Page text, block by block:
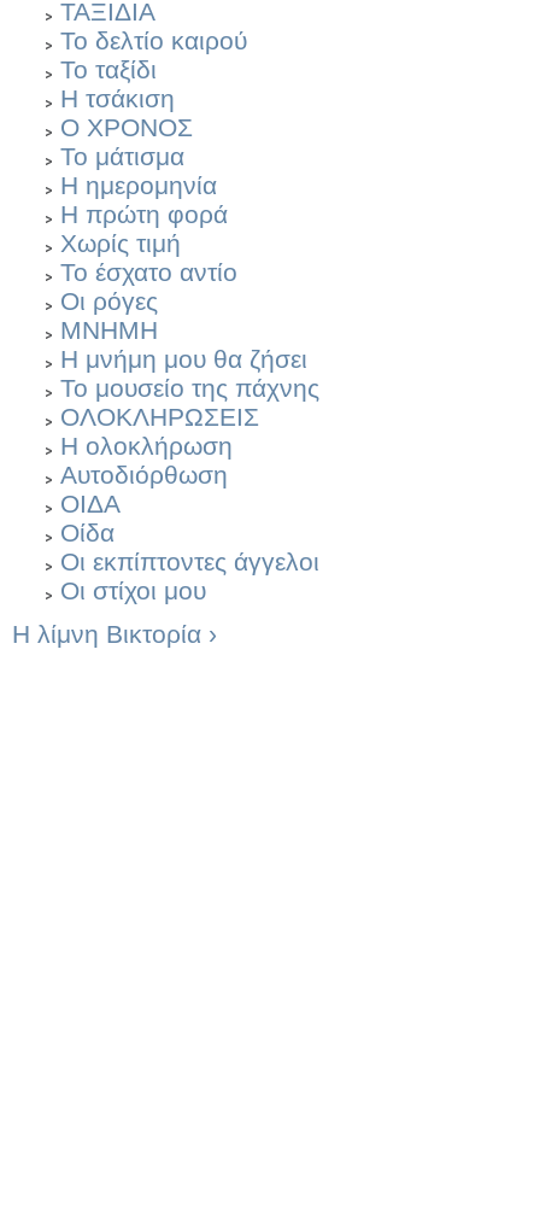
ΤΑΞΙΔΙΑ
Το δελτίο καιρού
Το ταξίδι
Η τσάκιση
Ο ΧΡΟΝΟΣ
Το μάτισμα
Η ημερομηνία
Η πρώτη φορά
Χωρίς τιμή
Το έσχατο αντίο
Οι ρόγες
ΜΝΗΜΗ
Η μνήμη μου θα ζήσει
Το μουσείο της πάχνης
ΟΛΟΚΛΗΡΩΣΕΙΣ
Η ολοκλήρωση
Αυτοδιόρθωση
ΟΙΔΑ
Οίδα
Οι εκπίπτοντες άγγελοι
Οι στίχοι μου
Η λίμνη Βικτορία ›